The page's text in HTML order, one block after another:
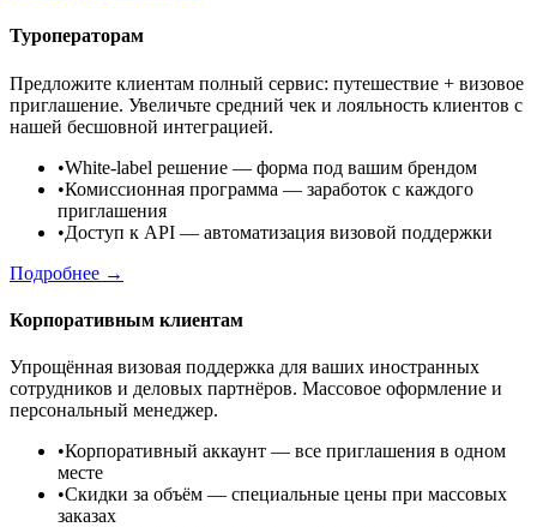
Туроператорам
Предложите клиентам полный сервис: путешествие + визовое
приглашение. Увеличьте средний чек и лояльность клиентов с
нашей бесшовной интеграцией.
•White-label решение — форма под вашим брендом
•Комиссионная программа — заработок с каждого
приглашения
•Доступ к API — автоматизация визовой поддержки
Подробнее →
Корпоративным клиентам
Упрощённая визовая поддержка для ваших иностранных
сотрудников и деловых партнёров. Массовое оформление и
персональный менеджер.
•Корпоративный аккаунт — все приглашения в одном
месте
•Скидки за объём — специальные цены при массовых
заказах